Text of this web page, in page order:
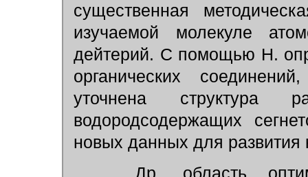
существенная
изучаемой молекуле
дейтерий. С помощью Н.
органических
уточнена структура
водородсодержащих
новых данных для развития
Др. область